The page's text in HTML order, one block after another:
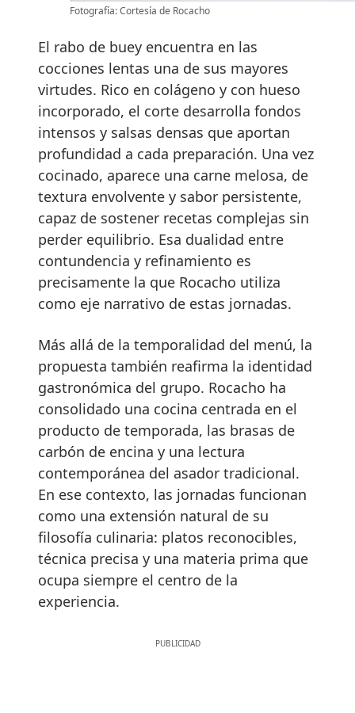
Fotografía: Cortesía de Rocacho
El rabo de buey encuentra en las
cocciones lentas una de sus mayores
virtudes. Rico en colágeno y con hueso
incorporado, el corte desarrolla fondos
intensos y salsas densas que aportan
profundidad a cada preparación. Una vez
cocinado, aparece una carne melosa, de
textura envolvente y sabor persistente,
capaz de sostener recetas complejas sin
perder equilibrio. Esa dualidad entre
contundencia y refinamiento es
precisamente la que Rocacho utiliza
como eje narrativo de estas jornadas.
Más allá de la temporalidad del menú, la
propuesta también reafirma la identidad
gastronómica del grupo. Rocacho ha
consolidado una cocina centrada en el
producto de temporada, las brasas de
carbón de encina y una lectura
contemporánea del asador tradicional.
En ese contexto, las jornadas funcionan
como una extensión natural de su
filosofía culinaria: platos reconocibles,
técnica precisa y una materia prima que
ocupa siempre el centro de la
experiencia.